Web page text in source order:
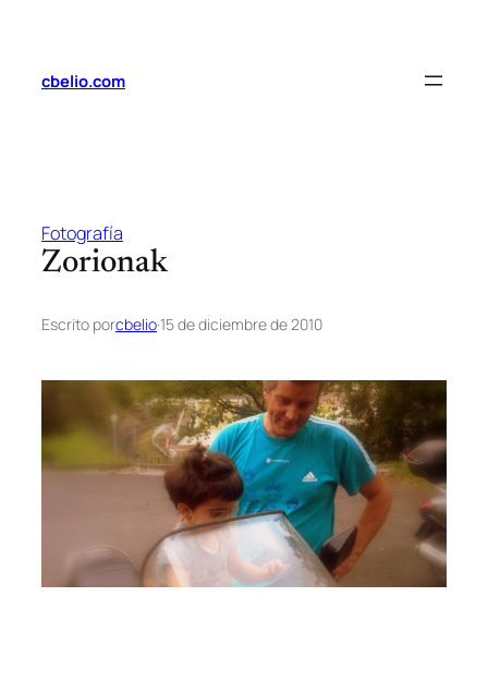
contenido
cbelio.com
Fotografía
Zorionak
Escrito porcbelio·15 de diciembre de 2010